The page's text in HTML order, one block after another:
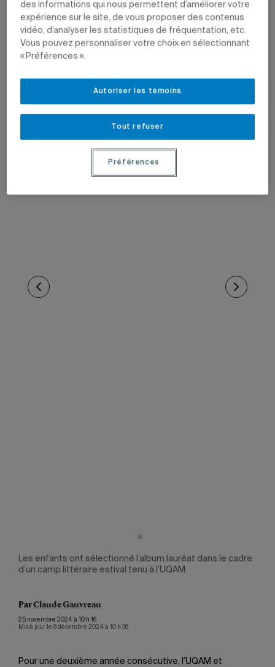
Les enfants ont sélectionné l’album lauréat dans le cadre
d’un camp littéraire estival tenu à l’UQAM.
ParClaude Gauvreau
25 novembre 2024 à 10 h 16
Mis à jour le 6 décembre 2024 à 10 h 36
Pour une deuxième année consécutive, l’UQAM et
des informations qui nous permettent d’améliorer votre
expérience sur le site, de vous proposer des contenus
vidéo, d’analyser les statistiques de fréquentation, etc.
Vous pouvez personnaliser votre choix en sélectionnant
« Préférences ».
Tout refuser
Autoriser les témoins
Préférences